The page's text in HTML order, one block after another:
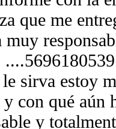
que me
muy
sirva estoy
con qué aún
y